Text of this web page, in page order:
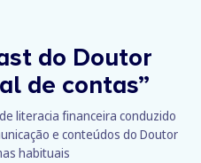
do Doutor
de contas”
literacia financeira conduzido
e conteúdos do Doutor
habituais